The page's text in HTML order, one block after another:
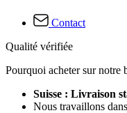
Contact
Qualité vérifiée
Pourquoi acheter sur notre
Suisse : Livraison
Nous travaillons